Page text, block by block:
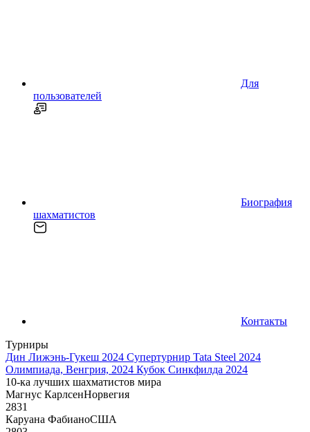
Для
пользователей
Биография
шахматистов
Контакты
Турниры
Дин Лижэнь-Гукеш 2024 Супертурнир Tata Steel 2024
Олимпиада, Венгрия, 2024 Кубок Синкфилда 2024
10-ка лучших шахматистов мира
Магнус КарлсенНорвегия
2831
Каруана ФабианоСША